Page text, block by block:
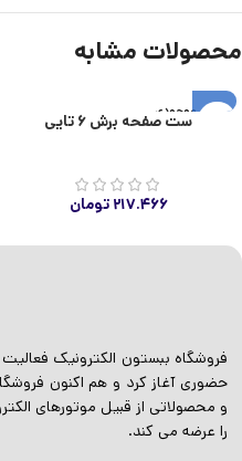
محصولات مشابه
اتمام موجودی
ست صفحه برش ۶ تایی
۲۱۷.۴۶۶ تومان
حضوری آغاز کرد و هم اکنون
و محصولاتی از قبیل موتورهای
را عرضه می کند.